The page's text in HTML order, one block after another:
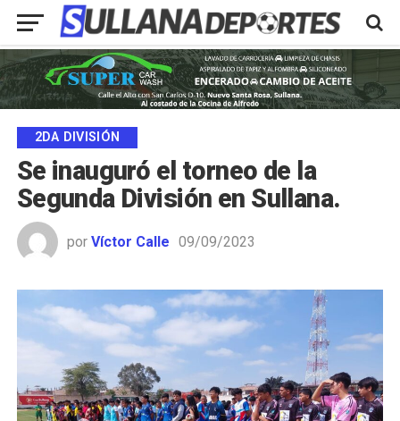
2DA DIVISIÓN
Se inauguró el torneo de la
Segunda División en Sullana.
por Víctor Calle 09/09/2023